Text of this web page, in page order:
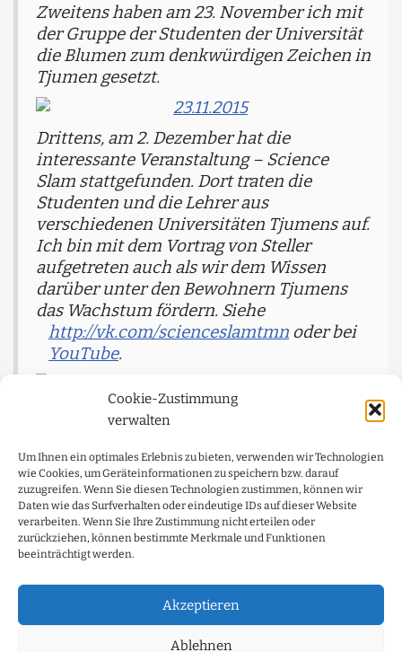
Cookie-Zustimmung
verwalten
Um Ihnen ein optimales Erlebnis zu bieten, verwenden wir Technologien
wie Cookies, um Geräteinformationen zu speichern bzw. darauf
zuzugreifen. Wenn Sie diesen Technologien zustimmen, können wir
Daten wie das Surfverhalten oder eindeutige IDs auf dieser Website
verarbeiten. Wenn Sie Ihre Zustimmung nicht erteilen oder
zurückziehen, können bestimmte Merkmale und Funktionen
beeinträchtigt werden.
Akzeptieren
Ablehnen
Zweitens haben am 23. November ich mit
der Gruppe der Studenten der Universität
die Blumen zum denkwürdigen Zeichen in
Tjumen gesetzt.
Drittens, am 2. Dezember hat die
interessante Veranstaltung – Science
Slam stattgefunden. Dort traten die
Studenten und die Lehrer aus
verschiedenen Universitäten Tjumens auf.
Ich bin mit dem Vortrag von Steller
aufgetreten auch als wir dem Wissen
darüber unter den Bewohnern Tjumens
das Wachstum fördern. Siehe
http://vk.com/scienceslamtmn oder bei
YouTube.
Die Ordnungen der Dinge
KAMTSCHATKA winters –